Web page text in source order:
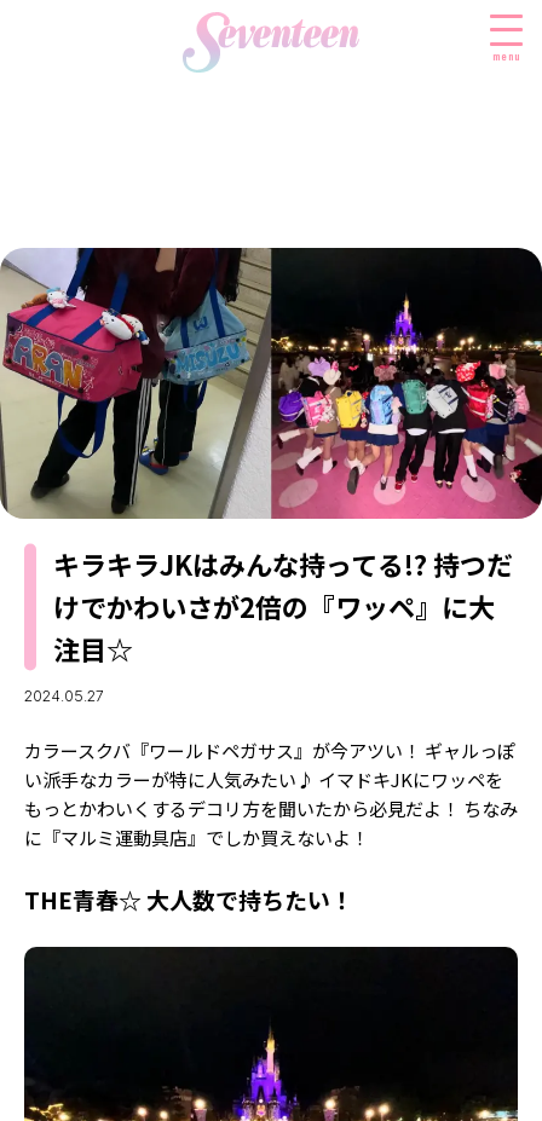
menu
FASHION
ファッションニュース
モデル私服
着回し
着痩せ
BEAUTY
ビューティニュース
トレンドメイク
ベストコスメ
ヘアアレンジ・ヘアケア
スキンケア
ボディケア
SCHOOL
スクールニュース
制服コーデ
学校ヘアメイク
勉強・受験・進路
ENTERTAINMENT
エンタメニュース
なにわ男子
K-POP
LIFESTYLE
ライフスタイルニュース
JKランキング・アワード
モデルの購入品
おでかけ
お悩み相談
JK TREND
MODELS
MODEL'S BLOG
TikTok
Instagram
YouTube
FORTUNE
ゲッターズ飯田
MISS SEVENTEEN
ミスセブンティーンニュース
MAGAZINE
バックナンバー
INFORMATION
Follow us
キラキラJKはみんな持ってる!? 持つだ
けでかわいさが2倍の『ワッペ』に大
注目☆
2024.05.27
カラースクバ『ワールドペガサス』が今アツい！ ギャルっぽ
い派手なカラーが特に人気みたい♪ イマドキJKにワッペを
もっとかわいくするデコリ方を聞いたから必見だよ！ ちなみ
に『マルミ運動具店』でしか買えないよ！
THE青春☆ 大人数で持ちたい！